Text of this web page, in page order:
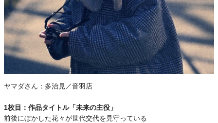
ヤマダさん： 多治見／音羽店
1枚目：作品タイトル「未来の主役」
前後にぼかした花々が世代交代を見守っている